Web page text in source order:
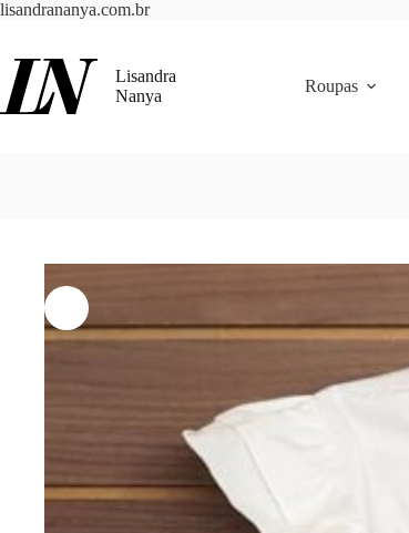
lisandrananya.com.brPular
conteúdo
Lisandra
Nanya
Roupas